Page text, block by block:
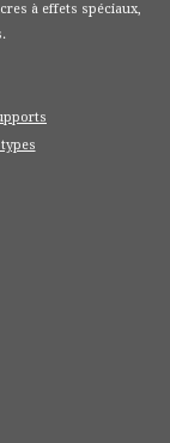
à effets spéciaux,